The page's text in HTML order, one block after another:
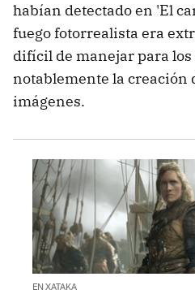
habían detectado en 'El
fuego fotorrealista era
difícil de manejar para
notablemente la creación
imágenes.
EN XATAKA